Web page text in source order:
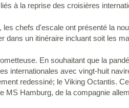
à la reprise des croisières
chefs d'escale ont présenté la
dans un itinéraire incluant soit les
En souhaitant que la
internationales avec vingt-huit
redessiné; le Viking Octantis.
MS Hamburg, de la compagnie